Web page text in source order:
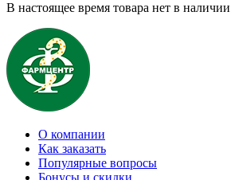
В настоящее время товара нет в
О компании
Как заказать
Популярные вопросы